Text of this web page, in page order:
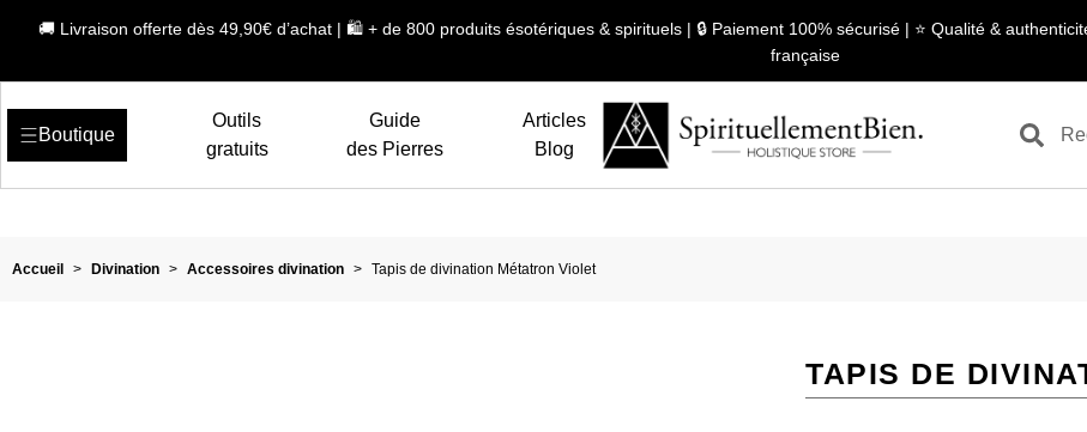
🚚 Livraison offerte dès 49,90€ d’achat | 🛍️ + de 800 produits ésotériques & spirituels | 🔒 Paiement 100% sécurisé | ⭐ Qualité &
française
Boutique
Outils
gratuits
Guide
des Pierres
Articles
Blog
Accueil > Divination > Accessoires divination > Tapis de divination Métatron Violet
TAPIS DE